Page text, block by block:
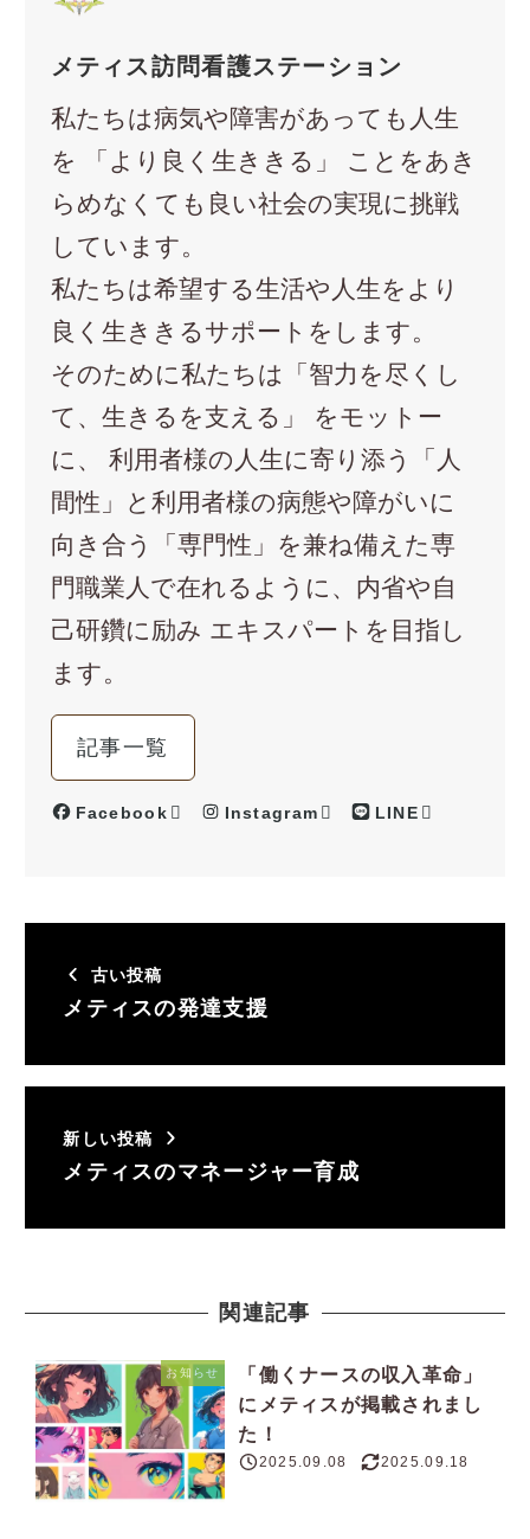
メティス訪問看護ステーション
私たちは病気や障害があっても人生
を 「より良く生ききる」 ことをあき
らめなくても良い社会の実現に挑戦
しています。
私たちは希望する生活や人生をより
良く生ききるサポートをします。
そのために私たちは「智力を尽くし
て、生きるを支える」 をモットー
に、 利用者様の人生に寄り添う「人
間性」と利用者様の病態や障がいに
向き合う「専門性」を兼ね備えた専
門職業人で在れるように、内省や自
己研鑽に励み エキスパートを目指し
ます。
記事一覧
Facebook Instagram LINE
古い投稿
メティスの発達支援
新しい投稿
メティスのマネージャー育成
関連記事
お知らせ
「働くナースの収入革命」
にメティスが掲載されまし
た！
投稿日
2025.09.08
更新日
2025.09.18